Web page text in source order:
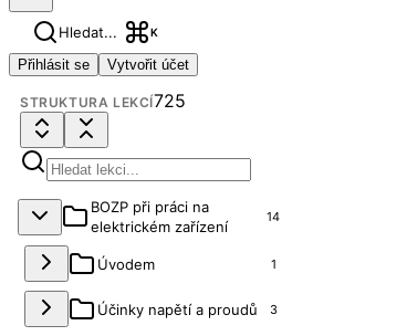
Hledat... K
Přihlásit se Vytvořit účet
STRUKTURA LEKCÍ725
BOZP při práci na
elektrickém zařízení
14
Úvodem 1
Účinky napětí a proudů 3